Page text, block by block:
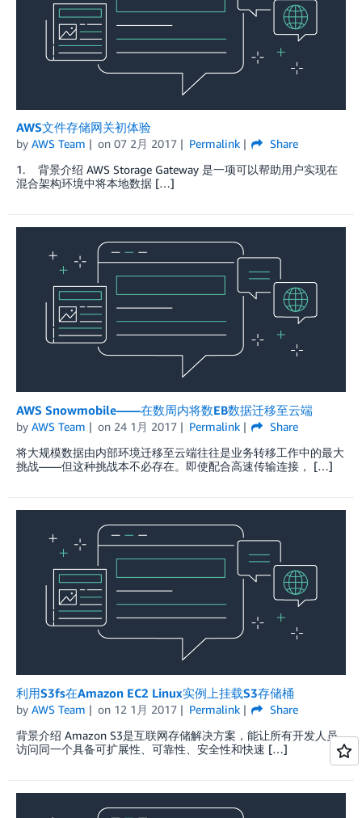
AWS文件存储网关初体验
by AWS Team on 07 2月 2017 Permalink
Share
1. 背景介绍 AWS Storage Gateway 是一项可以帮助用户实现在
混合架构环境中将本地数据 […]
AWS Snowmobile——在数周内将数EB数据迁移至云端
by AWS Team on 24 1月 2017 Permalink
Share
将大规模数据由内部环境迁移至云端往往是业务转移工作中的最大
挑战——但这种挑战本不必存在。即使配合高速传输连接， […]
利用S3fs在Amazon EC2 Linux实例上挂载S3存储桶
by AWS Team on 12 1月 2017 Permalink
Share
背景介绍 Amazon S3是互联网存储解决方案，能让所有开发人员
访问同一个具备可扩展性、可靠性、安全性和快速 […]